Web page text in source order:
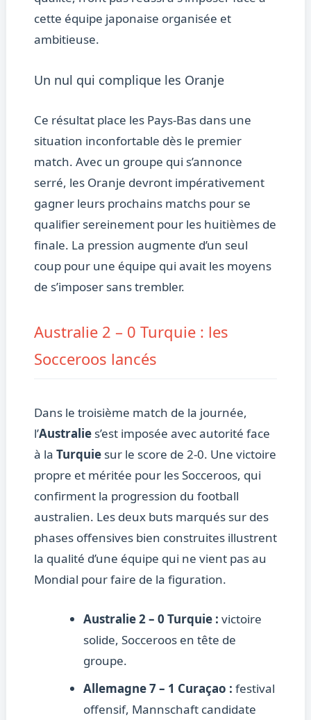
cette équipe japonaise organisée et
ambitieuse.
Un nul qui complique les Oranje
Ce résultat place les Pays-Bas dans une
situation inconfortable dès le premier
match. Avec un groupe qui s’annonce
serré, les Oranje devront impérativement
gagner leurs prochains matchs pour se
qualifier sereinement pour les huitièmes de
finale. La pression augmente d’un seul
coup pour une équipe qui avait les moyens
de s’imposer sans trembler.
Australie 2 – 0 Turquie : les
Socceroos lancés
Dans le troisième match de la journée,
l’Australies’est imposée avec autorité face
à la Turquiesur le score de 2-0. Une victoire
propre et méritée pour les Socceroos, qui
confirment la progression du football
australien. Les deux buts marqués sur des
phases offensives bien construites illustrent
la qualité d’une équipe qui ne vient pas au
Mondial pour faire de la figuration.
Australie 2 – 0 Turquie : victoire
solide, Socceroos en tête de
groupe.
Allemagne 7 – 1 Curaçao : festival
offensif, Mannschaft candidate